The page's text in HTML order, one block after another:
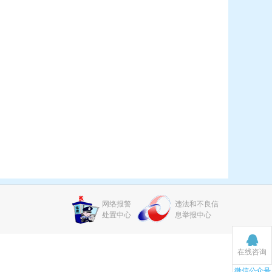
网络报警
处置中心
违法和不良信
息举报中心
在线咨询